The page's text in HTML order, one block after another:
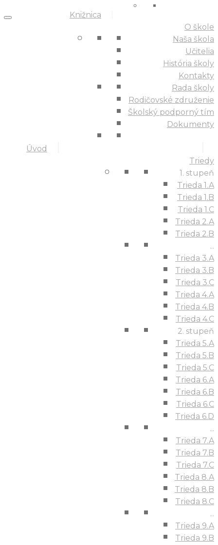
Knižnica
Úvod
O škole
Naša škola
Učitelia
História školy
Kontakty
Rada školy
Rodičovské združenie
Školský podporný tím
Dokumenty
Triedy
1. stupeň
Trieda 1.A
Trieda 1.B
Trieda 1.C
Trieda 2.A
Trieda 2.B
...
Trieda 3.A
Trieda 3.B
Trieda 3.C
Trieda 4.A
Trieda 4.B
Trieda 4.C
2. stupeň
Trieda 5.A
Trieda 5.B
Trieda 5.C
Trieda 6.A
Trieda 6.B
Trieda 6.C
Trieda 6.D
...
Trieda 7.A
Trieda 7.B
Trieda 7.C
Trieda 8.A
Trieda 8.B
Trieda 8.C
...
Trieda 9.A
Trieda 9.B